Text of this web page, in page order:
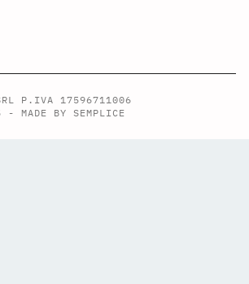
P.IVA 17596711006
- MADE BY SEMPLICE